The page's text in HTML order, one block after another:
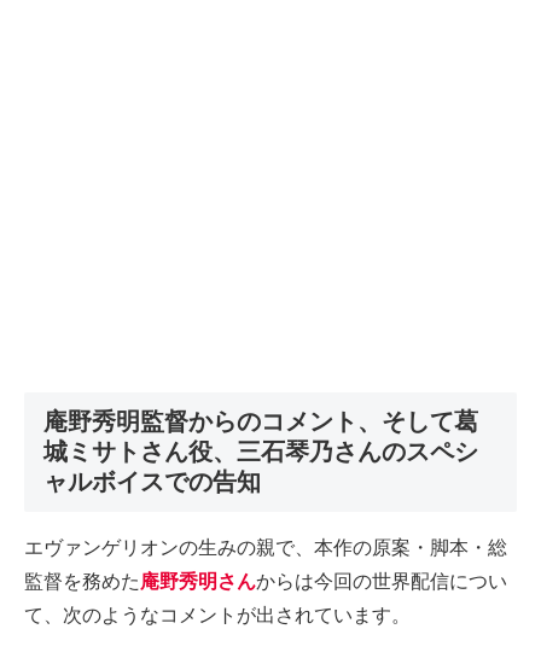
庵野秀明監督からのコメント、そして葛
城ミサトさん役、三石琴乃さんのスペシ
ャルボイスでの告知
エヴァンゲリオンの生みの親で、本作の原案・脚本・総
監督を務めた 庵野秀明さんからは今回の世界配信につい
て、次のようなコメントが出されています。